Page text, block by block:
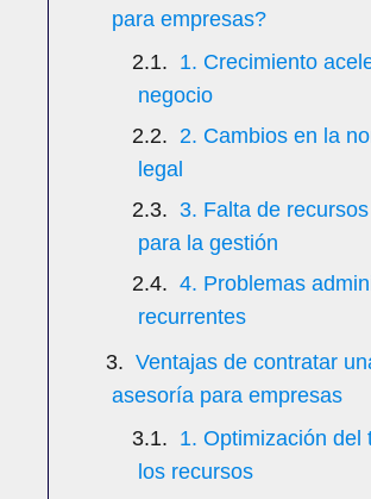
para empresas?
1. Crecimiento
negocio
2. Cambios en la
legal
3. Falta de
para la gestión
4. Problemas
recurrentes
Ventajas de contratar
asesoría para empresas
1. Optimización del
los recursos